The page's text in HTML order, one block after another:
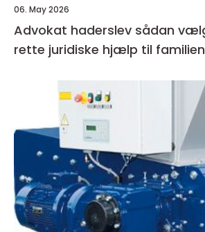
06. May 2026
Advokat haderslev sådan vælger du den
rette juridiske hjælp til familien